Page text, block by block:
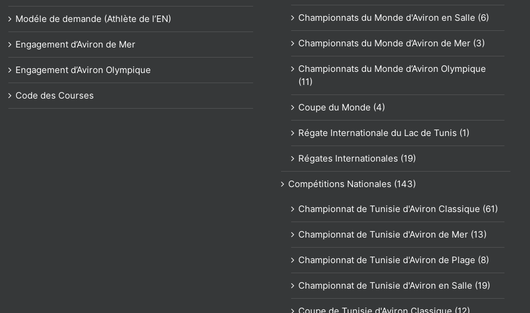
Modéle de demande (Athlète de l’EN)
Engagement d’Aviron de Mer
Engagement d’Aviron Olympique
Code des Courses
Championnats du Monde d'Aviron en Salle (6)
Championnats du Monde d’Aviron de Mer (3)
Championnats du Monde d’Aviron Olympique
(11)
Coupe du Monde (4)
Régate Internationale du Lac de Tunis (1)
Régates Internationales (19)
Compétitions Nationales (143)
Championnat de Tunisie d'Aviron Classique (61)
Championnat de Tunisie d'Aviron de Mer (13)
Championnat de Tunisie d'Aviron de Plage (8)
Championnat de Tunisie d'Aviron en Salle (19)